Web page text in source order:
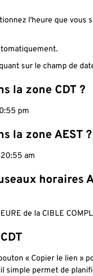
l'heure que vous
sur le champ de
la zone CDT ?
pm
la zone AEST ?
am
horaires
de la CIBLE
« Copier le lien »
simple permet de